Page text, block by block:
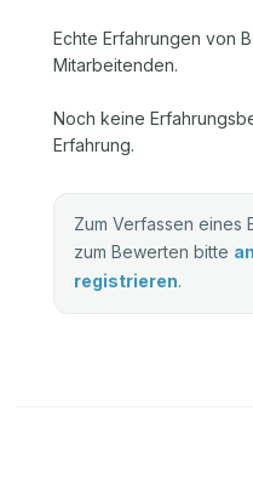
Echte Erfahrungen von
Mitarbeitenden.
Noch keine
Erfahrung.
Zum Verfassen eines
zum Bewerten bitte
registrieren.